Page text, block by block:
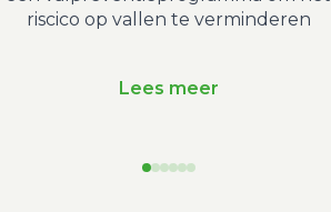
riscico op vallen te verminderen
Lees meer